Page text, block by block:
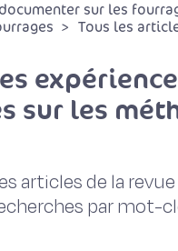
sur les
Tous les
sur les
articles de la
par mot-